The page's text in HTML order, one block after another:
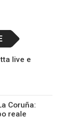
live e
Coruña:
reale